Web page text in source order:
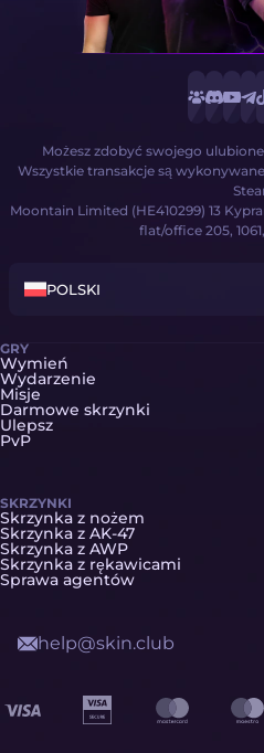
Możesz zdobyć swojego
Wszystkie transakcje są
Moontain Limited (HE410299) 13
flat/office 205,
POLSKI
GRY
Wymień
Wydarzenie
Misje
Darmowe skrzynki
Ulepsz
PvP
SKRZYNKI
Skrzynka z nożem
Skrzynka z AK-47
Skrzynka z AWP
Skrzynka z rękawicami
Sprawa agentów
help@skin.club